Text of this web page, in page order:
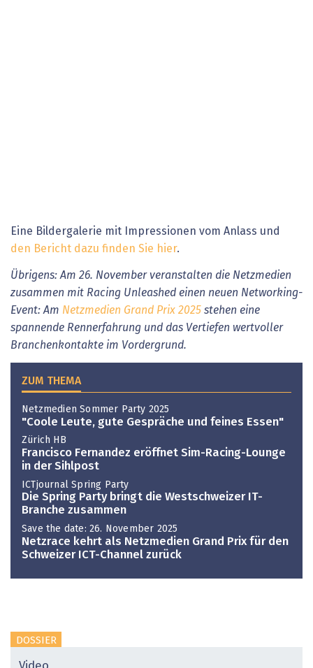
Eine Bildergalerie mit Impressionen vom Anlass und
den Bericht dazu finden Sie hier.
Übrigens: Am 26. November veranstalten die Netzmedien
zusammen mit Racing Unleashed einen neuen Networking-
Event: Am Netzmedien Grand Prix 2025 stehen eine
spannende Rennerfahrung und das Vertiefen wertvoller
Branchenkontakte im Vordergrund.
ZUM THEMA
Netzmedien Sommer Party 2025
"Coole Leute, gute Gespräche und feines Essen"
Zürich HB
Francisco Fernandez eröffnet Sim-Racing-Lounge
in der Sihlpost
ICTjournal Spring Party
Die Spring Party bringt die Westschweizer IT-
Branche zusammen
Save the date: 26. November 2025
Netzrace kehrt als Netzmedien Grand Prix für den
Schweizer ICT-Channel zurück
DOSSIER